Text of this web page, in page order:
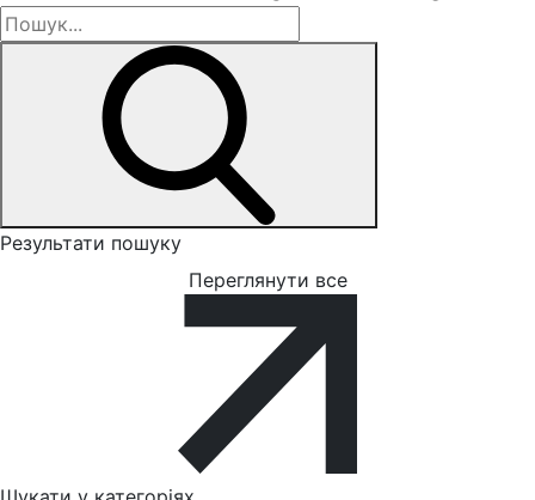
Результати пошуку
Переглянути все